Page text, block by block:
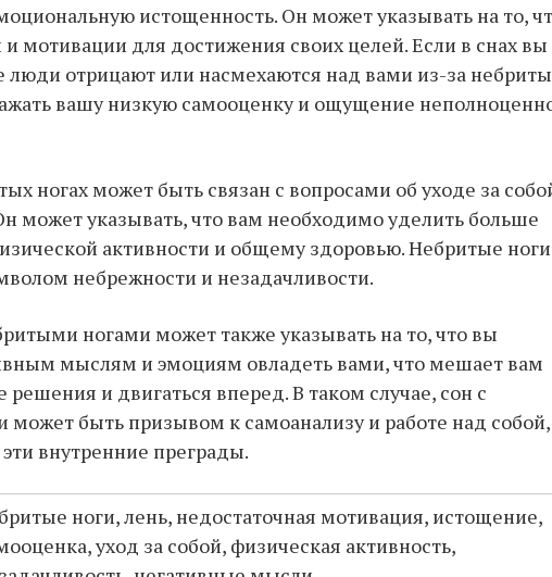
истощенность. Он может указывать на то,
и мотивации для достижения своих целей. Если в снах вы
люди отрицают или насмехаются над вами из-за
вашу низкую самооценку и ощущение
ногах может быть связан с вопросами об уходе за
может указывать, что вам необходимо уделить больше
активности и общему здоровью. Небритые
небрежности и незадачливости.
ногами может также указывать на то, что вы
мыслям и эмоциям овладеть вами, что мешает вам
и двигаться вперед. В таком случае, сон с
быть призывом к самоанализу и работе над собой,
внутренние преграды.
ноги, лень, недостаточная мотивация, истощение,
уход за собой, физическая активность,